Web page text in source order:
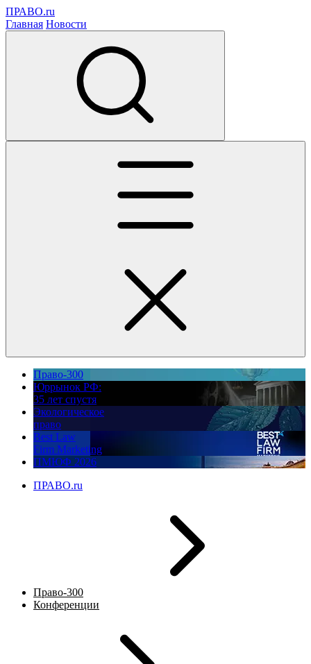
ПРАВО.ru
Главная Новости
Право-300
Юррынок РФ:
35 лет спустя
Экологическое
право
Best Law
Firm Marketing
ПМЮФ 2026
ПРАВО.ru
Право-300
Конференции